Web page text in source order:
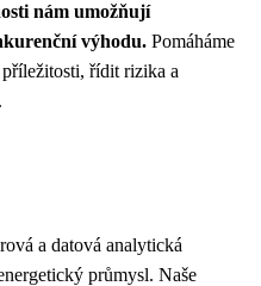
nám umožňují
výhodu. Pomáháme
řídit rizika a
a datová analytická
průmysl. Naše